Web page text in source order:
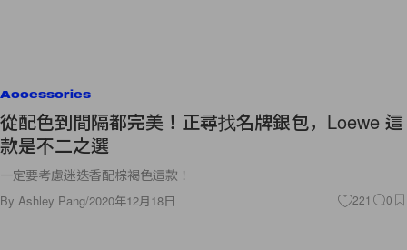
Accessories
從配色到間隔都完美！正尋找名牌銀包，Loewe 這
款是不二之選
一定要考慮迷迭香配棕褐色這款！
By Ashley Pang/2020年12月18日 221 0